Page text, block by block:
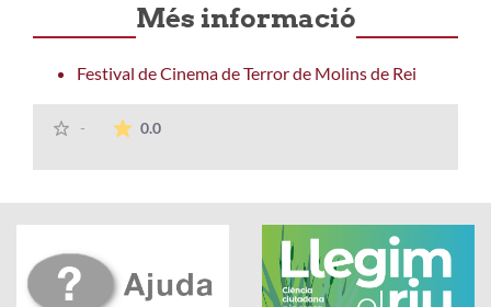
Més informació
Festival de Cinema de Terror de Molins de Rei
- 0.0La mitjana de les valoracions és de 0